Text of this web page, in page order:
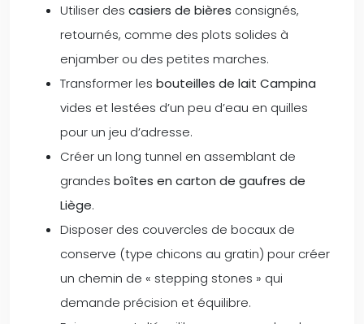
Utiliser des casiers de bières consignés,
retournés, comme des plots solides à
enjamber ou des petites marches.
Transformer les bouteilles de lait Campina
vides et lestées d’un peu d’eau en quilles
pour un jeu d’adresse.
Créer un long tunnel en assemblant de
grandes boîtes en carton de gaufres de
Liège.
Disposer des couvercles de bocaux de
conserve (type chicons au gratin) pour créer
un chemin de « stepping stones » qui
demande précision et équilibre.